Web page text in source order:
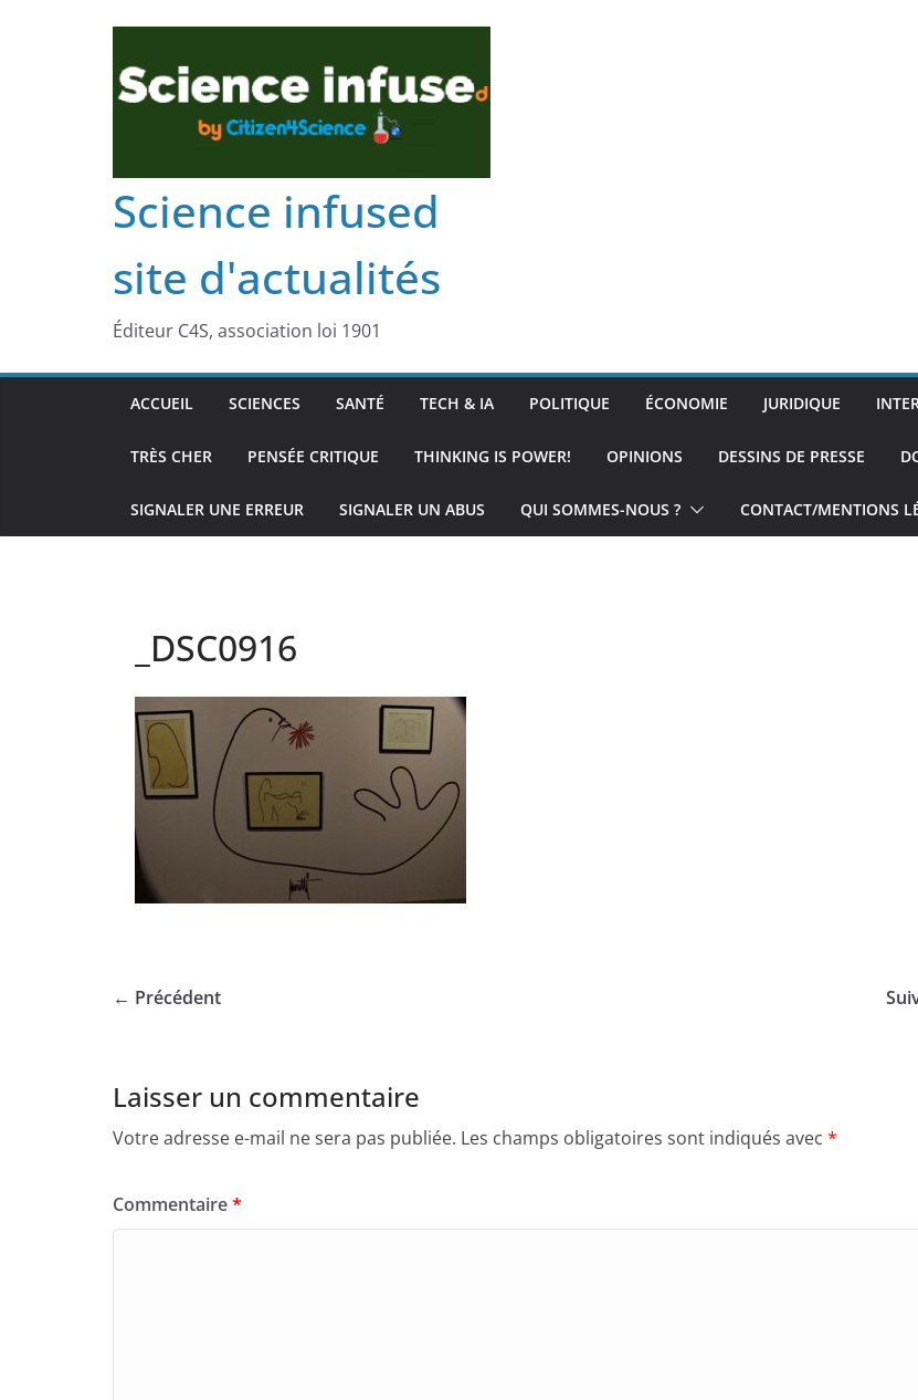
Science infused
site d'actualités
Éditeur C4S, association loi 1901
ACCUEIL SCIENCES SANTÉ TECH & IA POLITIQUE ÉCONOMIE JURIDIQUE
TRÈS CHER PENSÉE CRITIQUE THINKING IS POWER! OPINIONS DESSINS DE PRESSE
SIGNALER UNE ERREUR SIGNALER UN ABUS QUI SOMMES-NOUS ? CONTACT/MENTIONS
_DSC0916
← Précédent
Laisser un commentaire
Votre adresse e-mail ne sera pas publiée. Les champs obligatoires sont indiqués avec *
Commentaire*